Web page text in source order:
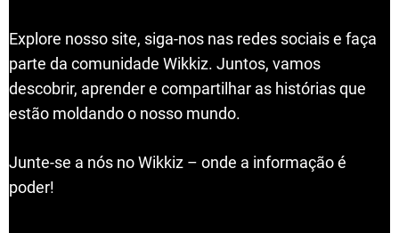
Explore nosso site, siga-nos nas redes sociais e faça
parte da comunidade Wikkiz. Juntos, vamos
descobrir, aprender e compartilhar as histórias que
estão moldando o nosso mundo.
Junte-se a nós no Wikkiz – onde a informação é
poder!